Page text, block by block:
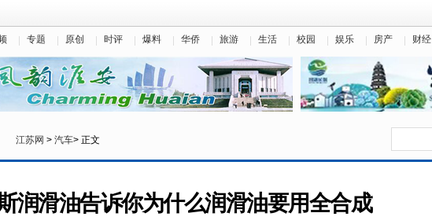
专题 原创 时评 爆料 华侨 旅游 生活 校园 娱乐 房产 财经
江苏网 > 汽车> 正文
润滑油告诉你为什么润滑油要用全合成